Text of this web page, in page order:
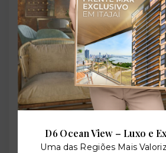
Playground
Quadra poliesportiva
D6 Ocean View – Luxo e
Uma das Regiões Mais